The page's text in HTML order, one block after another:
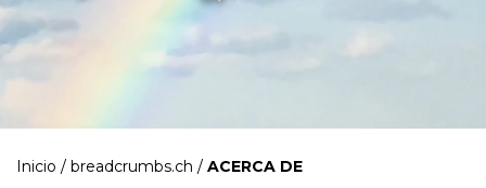
Inicio / breadcrumbs.ch / ACERCA DE